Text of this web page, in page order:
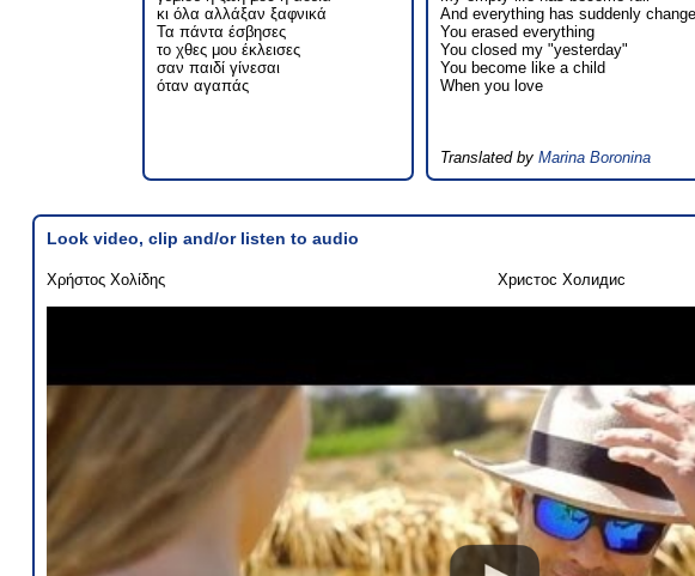
κι όλα αλλάξαν ξαφνικά
Τα πάντα έσβησες
το χθες μου έκλεισες
σαν παιδί γίνεσαι
όταν αγαπάς
And everything has suddenly
You erased everything
You closed my "yesterday"
You become like a child
When you love
Translated by Marina Boronina
Look video, clip and/or listen to audio
Χρήστος Χολίδης Христос Холидис